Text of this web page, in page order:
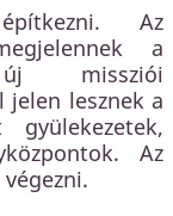
Az
a
új missziói
jelen lesznek a
Az